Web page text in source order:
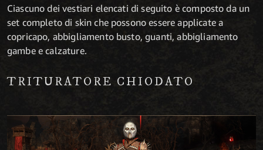
Ciascuno dei vestiari elencati di seguito è composto da un
set completo di skin che possono essere applicate a
copricapo, abbigliamento busto, guanti, abbigliamento
gambe e calzature.
TRITURATORE CHIODATO